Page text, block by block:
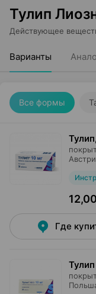
Тулип
Действующее
Варианты
Все формы
Где